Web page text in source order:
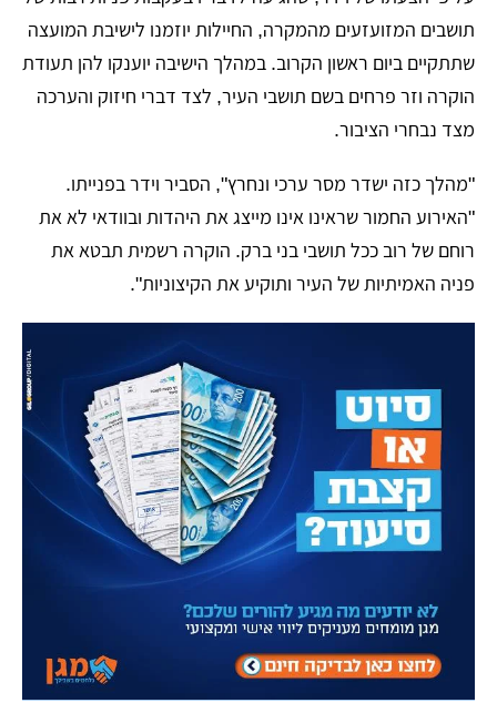
תושבים המזועזעים מהמקרה, החיילות יוזמנו לישיבת המועצה
שתתקיים ביום ראשון הקרוב. במהלך הישיבה יוענקו להן תעודת
הוקרה וזר פרחים בשם תושבי העיר, לצד דברי חיזוק והערכה
מצד נבחרי הציבור.
​"מהלך כזה ישדר מסר ערכי ונחרץ", הסביר וידר בפנייתו.
"האירוע החמור שראינו אינו מייצג את היהדות ובוודאי לא את
רוחם של רוב ככל תושבי בני ברק. הוקרה רשמית תבטא את
פניה האמיתיות של העיר ותוקיע את הקיצוניות".